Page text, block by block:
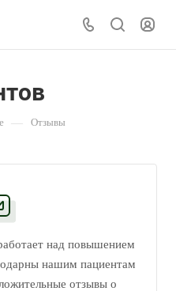
— Отзывы
над повышением
нашим пациентам
отзывы о